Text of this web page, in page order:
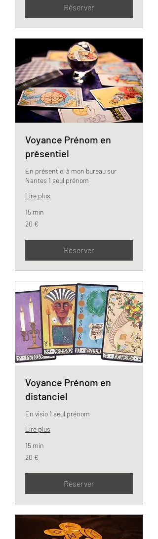
Réserver
Voyance Prénom en
présentiel
En présentiel à mon bureau sur
Nantes 1 seul prénom
Lire plus
15 min
20
euros
20 €
Réserver
Voyance Prénom en
distanciel
En visio 1 seul prénom
Lire plus
15 min
20
euros
20 €
Réserver